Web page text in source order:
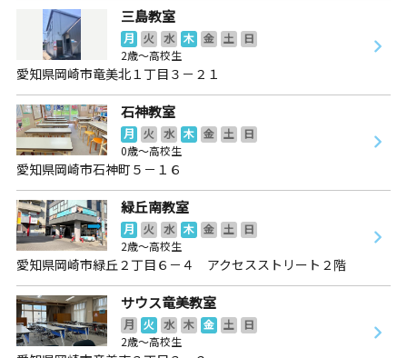
三島教室
月 火 水 木 金 土
日
2歳～高校生
愛知県岡崎市竜美北１丁目３－２１
石神教室
月 火 水 木 金 土
日
0歳～高校生
愛知県岡崎市石神町５－１６
緑丘南教室
月 火 水 木 金 土
日
2歳～高校生
愛知県岡崎市緑丘２丁目６－４ アクセスストリート２階
サウス竜美教室
月 火 水 木 金 土
日
2歳～高校生